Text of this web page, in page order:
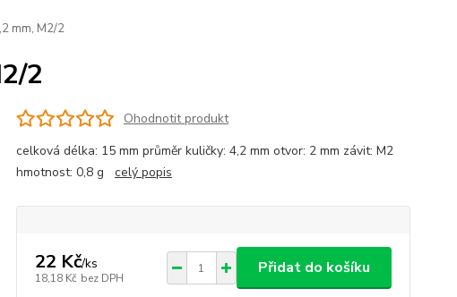
mm, M2/2
2
Ohodnotit produkt
celková délka: 15 mm průměr kuličky: 4,2 mm otvor: 2 mm závit: M2
hmotnost: 0,8 g celý popis
22 Kč/ks
18,18 Kč bez DPH
Přidat do košíku